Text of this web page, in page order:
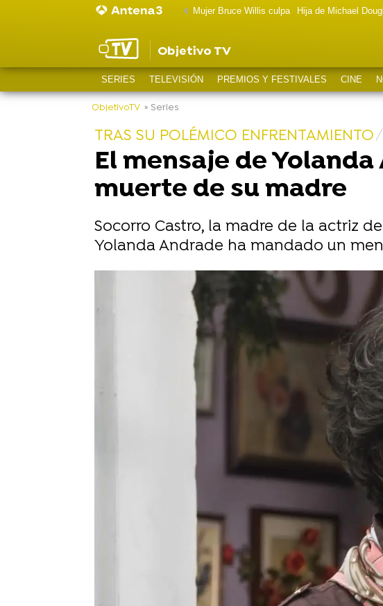
Mujer Bruce Willis culpa Hija de Michael
Objetivo TV
SERIES TELEVISIÓN PREMIOS Y FESTIVALES CINE
ObjetivoTV » Series
TRAS SU POLÉMICO ENFRENTAMIENTO
El mensaje de
muerte de su madre
Socorro Castro, la madre de la actriz
Yolanda Andrade ha mandado un
-